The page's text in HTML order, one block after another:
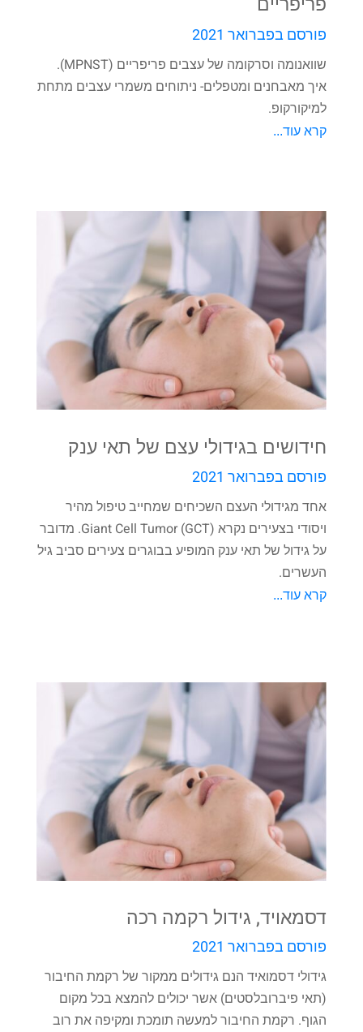
דסמאויד, גידול רקמה רכה
פורסם בפברואר 2021
גידולי דסמואיד הנם גידולים ממקור של רקמת החיבור
(תאי פיברובלסטים) אשר יכולים להמצא בכל מקום
הגוף. רקמת החיבור למעשה תומכת ומקיפה את רוב
חידושים בגידולי עצם של תאי ענק
פורסם בפברואר 2021
אחד מגידולי העצם השכיחים שמחייב טיפול מהיר
ויסודי בצעירים נקרא Giant Cell Tumor (GCT). מדובר
על גידול של תאי ענק המופיע בבוגרים צעירים סביב גיל
העשרים.
קרא עוד...
פורסם בפברואר 2021
שוואנומה וסרקומה של עצבים פריפריים (MPNST).
איך מאבחנים ומטפלים- ניתוחים משמרי עצבים מתחת
למיקורקופ.
קרא עוד...